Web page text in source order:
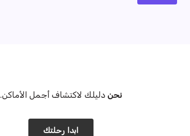
نحندليلك لاكتشاف أجمل الأماكن.
ابدا رحلتك